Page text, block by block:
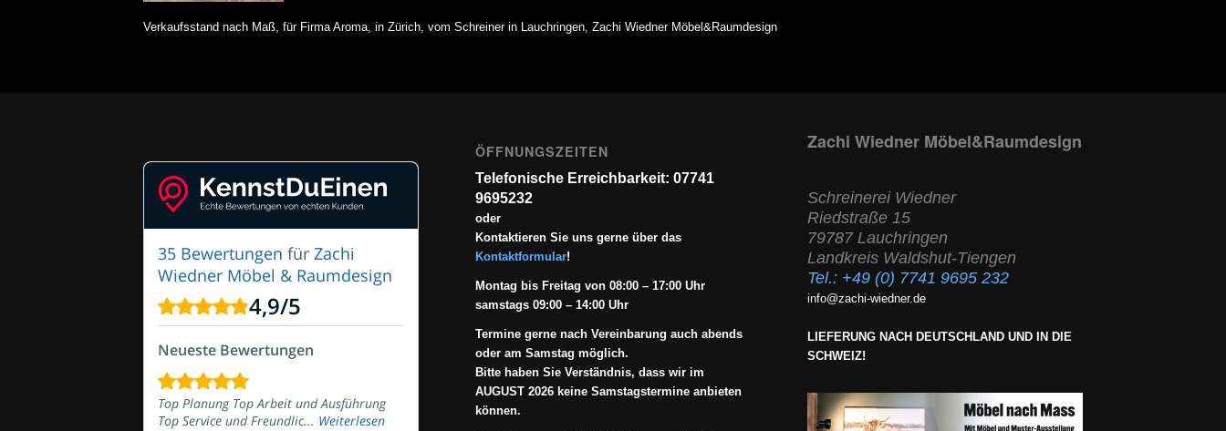
Verkaufsstand nach Maß, für Firma Aroma, in Zürich, vom Schreiner in Lauchringen, Zachi Wiedner Möbel&Raumdesign
35 Bewertungen für Zachi
Wiedner Möbel & Raumdesign
4,9/5
Neueste Bewertungen
Top Planung Top Arbeit und Ausführung
Top Service und Freundlic... Weiterlesen
ÖFFNUNGSZEITEN
Telefonische Erreichbarkeit: 07741
9695232
oder
Kontaktieren Sie uns gerne über das
Kontaktformular!
Montag bis Freitag von 08:00 – 17:00 Uhr
samstags 09:00 – 14:00 Uhr
Termine gerne nach Vereinbarung auch abends
oder am Samstag möglich.
Bitte haben Sie Verständnis, dass wir im
AUGUST 2026 keine Samstagstermine anbieten
können.
Zachi Wiedner Möbel&Raumdesign
Schreinerei Wiedner
Riedstraße 15
79787 Lauchringen
Landkreis Waldshut-Tiengen
Tel.: +49 (0) 7741 9695 232
info@zachi-wiedner.de
LIEFERUNG NACH DEUTSCHLAND UND IN DIE
SCHWEIZ!